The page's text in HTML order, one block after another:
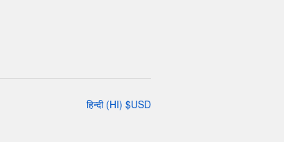
हिन्दी(HI) $USD